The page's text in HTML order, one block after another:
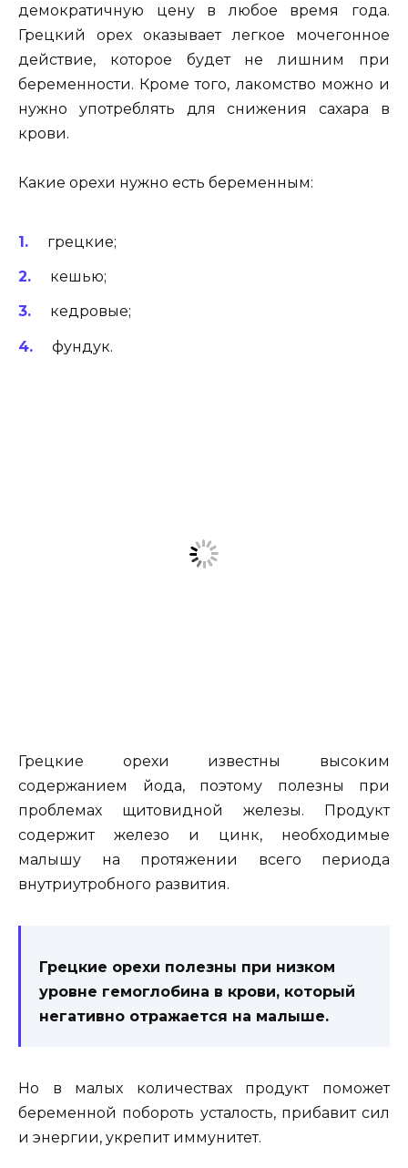
демократичную цену в любое время года.
Грецкий орех оказывает легкое мочегонное
действие, которое будет не лишним при
беременности. Кроме того, лакомство можно и
нужно употреблять для снижения сахара в
крови.
Какие орехи нужно есть беременным:
грецкие;
кешью;
кедровые;
фундук.
Грецкие орехи известны высоким
содержанием йода, поэтому полезны при
проблемах щитовидной железы. Продукт
содержит железо и цинк, необходимые
малышу на протяжении всего периода
внутриутробного развития.
Грецкие орехи полезны при низком
уровне гемоглобина в крови, который
негативно отражается на малыше.
Но в малых количествах продукт поможет
беременной побороть усталость, прибавит сил
и энергии, укрепит иммунитет.